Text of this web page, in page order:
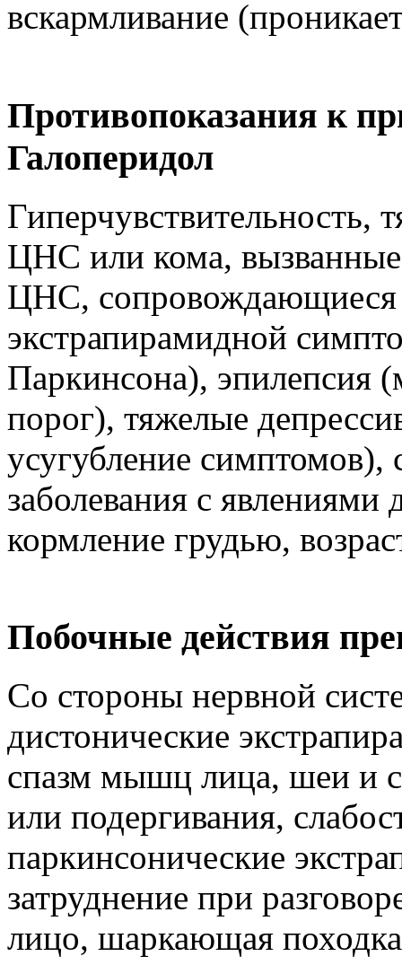
вскармливание
Противопоказания к
Галоперидол
Гиперчувствительность,
ЦНС или кома,
ЦНС,
экстрапирамидной
Паркинсона), эпилепсия
порог), тяжелые
усугубление симптомов),
заболевания с
кормление грудью,
Побочные действия
Со стороны нервной
дистонические
спазм мышц лица, шеи и
или подергивания,
паркинсонические
затруднение при
лицо, шаркающая